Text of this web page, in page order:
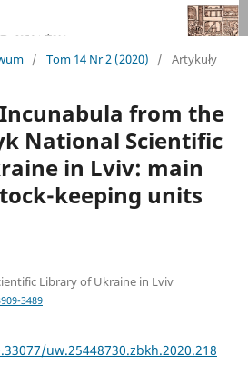
/ Tom 14 Nr 2 (2020) / Artykuły
from the
National Scientific
in Lviv: main
keeping units
Library of Ukraine in Lviv
3489
uw.25448730.zbkh.2020.218